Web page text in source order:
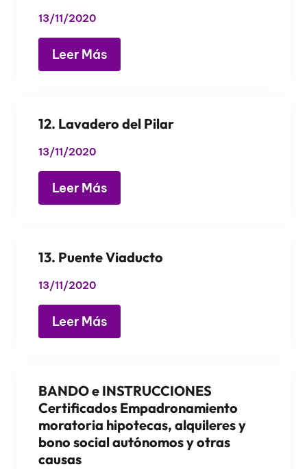
13/11/2020
Leer Más
12. Lavadero del Pilar
13/11/2020
Leer Más
13. Puente Viaducto
13/11/2020
Leer Más
BANDO e INSTRUCCIONES
Certificados Empadronamiento
moratoria hipotecas, alquileres y
bono social autónomos y otras
causas